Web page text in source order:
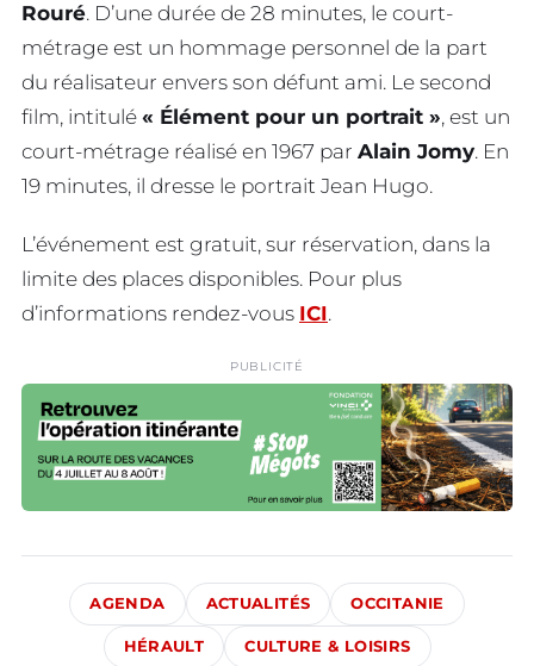
Rouré. D’une durée de 28 minutes, le court-
métrage est un hommage personnel de la part
du réalisateur envers son défunt ami. Le second
film, intitulé « Élément pour un portrait », est un
court-métrage réalisé en 1967 par Alain Jomy. En
19 minutes, il dresse le portrait Jean Hugo.
L’événement est gratuit, sur réservation, dans la
limite des places disponibles. Pour plus
d’informations rendez-vous ICI.
PUBLICITÉ
AGENDA ACTUALITÉS OCCITANIE
HÉRAULT CULTURE & LOISIRS